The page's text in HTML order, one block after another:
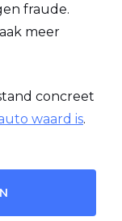
fraude.
meer
concreet
waard is.